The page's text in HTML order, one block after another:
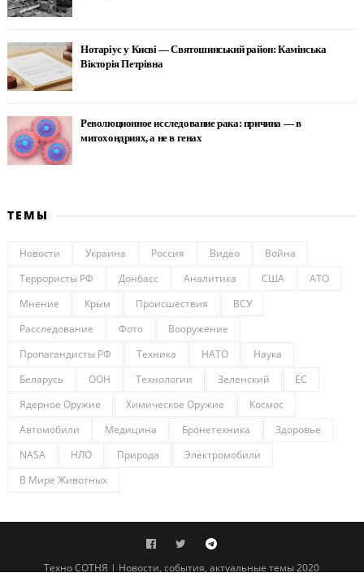
Нотаріус у Києві — Святошинський район: Камінська
Вікторія Петрівна
Революционное исследование рака: причина — в
митохондриях, а не в генах
ТЕМЫ
Новости Украина Россия Видео
Война
Террористы РФ
Донбасс Аналитика США
АТО
Мнение
Крым Происшествия
ВСУ
Расследование
Фото
Вооружение
Пропагандисты РФ
Техника НАТО
Наука
Беларусь
ООН Технологии Зеленский
ЕС
Ядерное Оружие
Химическое Оружие
Космос
Автомобили
Медицина Бронетехника
Здоровье
NASA
НЛО Природа
Электромобили
В Мире Животных
Техно СОТНЯ | Новости, события, актуальные темы 2020